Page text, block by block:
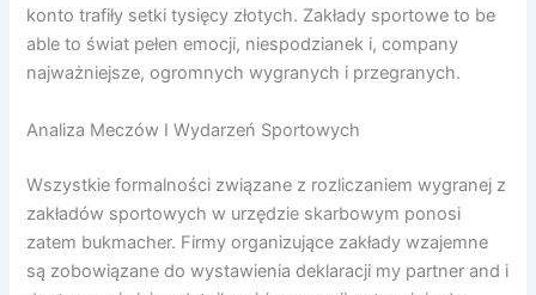
konto trafiły setki tysięcy złotych. Zakłady sportowe to be
able to świat pełen emocji, niespodzianek i, company
najważniejsze, ogromnych wygranych i przegranych.
Analiza Meczów I Wydarzeń Sportowych
Wszystkie formalności związane z rozliczaniem wygranej z
zakładów sportowych w urzędzie skarbowym ponosi
zatem bukmacher. Firmy organizujące zakłady wzajemne
są zobowiązane do wystawienia deklaracji my partner and i